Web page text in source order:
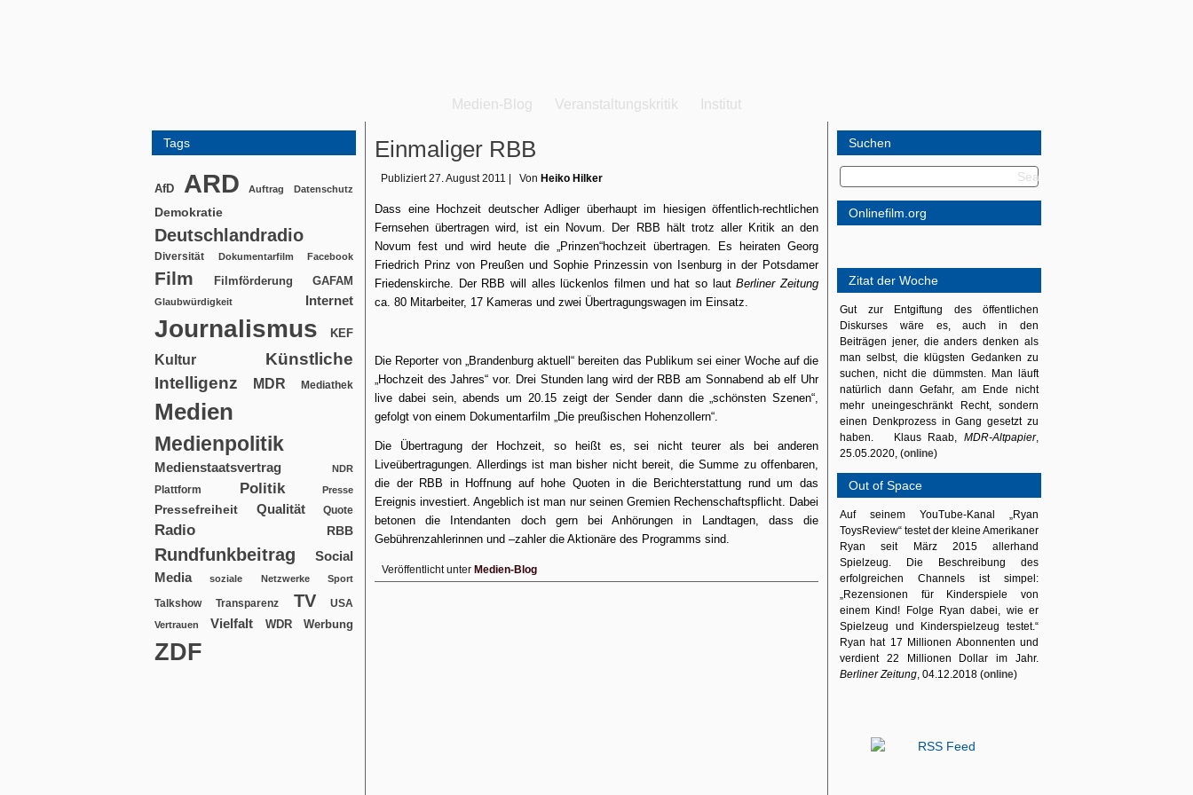
Medien-Blog Veranstaltungskritik Institut
Tags
AfD ARD Auftrag Datenschutz
Demokratie
Deutschlandradio
Diversität Dokumentarfilm Facebook
Film Filmförderung GAFAM
Glaubwürdigkeit Internet
Journalismus KEF
Kultur
Künstliche
Intelligenz
MDR Mediathek
Medien
Medienpolitik
Medienstaatsvertrag NDR
Plattform Politik Presse
Pressefreiheit Qualität Quote
Radio RBB
Rundfunkbeitrag
Social
Media
soziale Netzwerke Sport
Talkshow Transparenz TV USA
Vertrauen Vielfalt WDR Werbung
ZDF
Einmaliger RBB
Publiziert 27. August 2011 Von Heiko Hilker
Dass eine Hochzeit deutscher Adliger überhaupt im hiesigen öffentlich-rechtlichen
Fernsehen übertragen wird, ist ein Novum. Der RBB hält trotz aller Kritik an den
Novum fest und wird heute die „Prinzen“hochzeit übertragen. Es heiraten Georg
Friedrich Prinz von Preußen und Sophie Prinzessin von Isenburg in der Potsdamer
Friedenskirche. Der RBB will alles lückenlos filmen und hat so lautBerliner Zeitung
ca. 80 Mitarbeiter, 17 Kameras und zwei Übertragungswagen im Einsatz.
Die Reporter von „Brandenburg aktuell“ bereiten das Publikum sei einer Woche auf die
„Hochzeit des Jahres“ vor. Drei Stunden lang wird der RBB am Sonnabend ab elf Uhr
live dabei sein, abends um 20.15 zeigt der Sender dann die „schönsten Szenen“,
gefolgt von einem Dokumentarfilm „Die preußischen Hohenzollern“.
Die Übertragung der Hochzeit, so heißt es, sei nicht teurer als bei anderen
Liveübertragungen. Allerdings ist man bisher nicht bereit, die Summe zu offenbaren,
die der RBB in Hoffnung auf hohe Quoten in die Berichterstattung rund um das
Ereignis investiert. Angeblich ist man nur seinen Gremien Rechenschaftspflicht. Dabei
betonen die Intendanten doch gern bei Anhörungen in Landtagen, dass die
Gebührenzahlerinnen und –zahler die Aktionäre des Programms sind.
Veröffentlicht unter Medien-Blog
Suchen
Onlinefilm.org
Zitat der Woche
Gut zur Entgiftung des öffentlichen
Diskurses wäre es, auch in den
Beiträgen jener, die anders denken als
man selbst, die klügsten Gedanken zu
suchen, nicht die dümmsten. Man läuft
natürlich dann Gefahr, am Ende nicht
mehr uneingeschränkt Recht, sondern
einen Denkprozess in Gang gesetzt zu
haben. Klaus Raab, MDR-Altpapier,
25.05.2020, (online)
Out of Space
Auf seinem YouTube-Kanal „Ryan
ToysReview“ testet der kleine Amerikaner
Ryan seit März 2015 allerhand
Spielzeug. Die Beschreibung des
erfolgreichen Channels ist simpel:
„Rezensionen für Kinderspiele von
einem Kind! Folge Ryan dabei, wie er
Spielzeug und Kinderspielzeug testet.“
Ryan hat 17 Millionen Abonnenten und
verdient 22 Millionen Dollar im Jahr.
Berliner Zeitung, 04.12.2018 (online)